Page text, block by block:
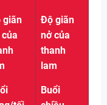
giãn
Độ giãn
nở của
thanh
lam
Buổi